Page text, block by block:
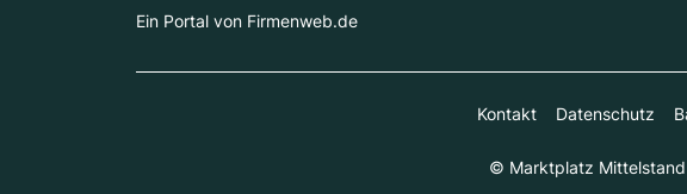
Ein Portal von Firmenweb.de
Kontakt Datenschutz
© Marktplatz Mittelstand